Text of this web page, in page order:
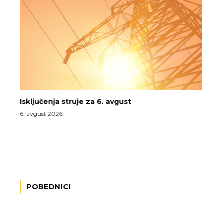
Isključenja struje za 6. avgust
6. avgust 2026.
POBEDNICI